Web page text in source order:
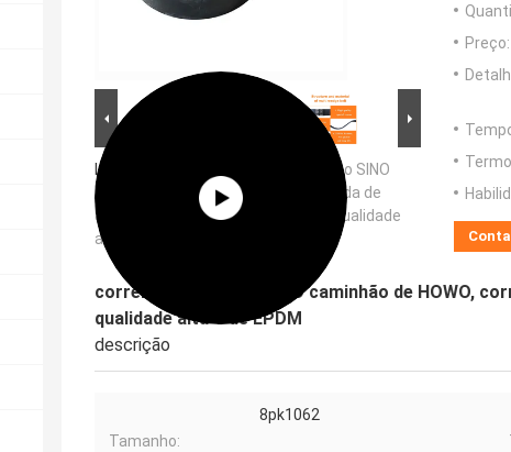
Imagem Grande :
correia de fã para o SINO
caminhão de HOWO, correia denteada de
8pk1062 EPDM 612600020251 da qualidade
alta V de EPDM
Preço:
correia de fã para o SINO caminhão de HOWO,
qualidade alta V de EPDM
descrição
Tamanho:
8pk1062